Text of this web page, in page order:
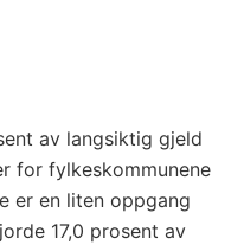
av langsiktig gjeld
for fylkeskommunene
er en liten oppgang
17,0 prosent av